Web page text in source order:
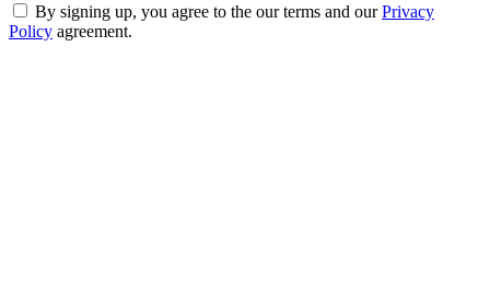
By signing up, you agree to the our terms and ourPrivacy
Policy agreement.